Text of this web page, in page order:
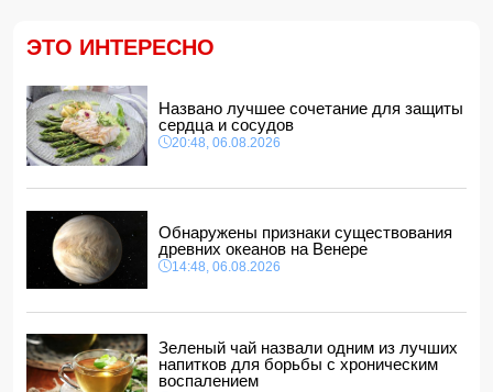
14:14, 06.08.2026
"Шохрат"
14:10, 06.08.2026
Стали известны детали контракта Наримана Ахундзаде
с "Эрзурумспором"
представителей, одного назначил на новую должность
14:00, 06.08.2026
Прогноз погоды в Азербайджане на 7 августа
12:48, 06.08.2026
гибелью граждан Азербайджана в Азовском и Чёрном
морях
12:40, 06.08.2026
ЭТО ИНТЕРЕСНО
Названо лучшее сочетание для защиты
сердца и сосудов
20:48, 06.08.2026
Обнаружены признаки существования
древних океанов на Венере
14:48, 06.08.2026
Зеленый чай назвали одним из лучших
напитков для борьбы с хроническим
воспалением